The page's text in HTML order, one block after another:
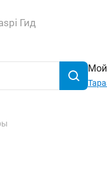
Гид
Мой